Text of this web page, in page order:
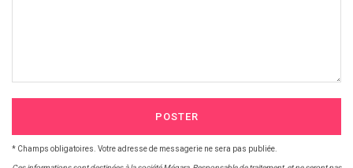
POSTER
* Champs obligatoires. Votre adresse de messagerie ne sera pas publiée.